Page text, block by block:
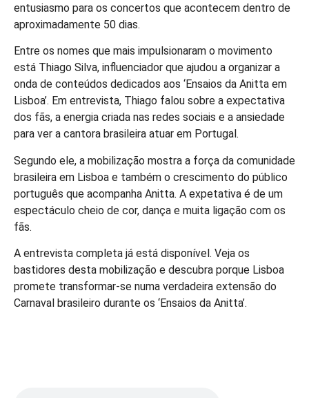
entusiasmo para os concertos que acontecem dentro de
aproximadamente 50 dias.
Entre os nomes que mais impulsionaram o movimento
está Thiago Silva, influenciador que ajudou a organizar a
onda de conteúdos dedicados aos ‘Ensaios da Anitta em
Lisboa’. Em entrevista, Thiago falou sobre a expectativa
dos fãs, a energia criada nas redes sociais e a ansiedade
para ver a cantora brasileira atuar em Portugal.
Segundo ele, a mobilização mostra a força da comunidade
brasileira em Lisboa e também o crescimento do público
português que acompanha Anitta. A expetativa é de um
espectáculo cheio de cor, dança e muita ligação com os
fãs.
A entrevista completa já está disponível. Veja os
bastidores desta mobilização e descubra porque Lisboa
promete transformar-se numa verdadeira extensão do
Carnaval brasileiro durante os ‘Ensaios da Anitta’.